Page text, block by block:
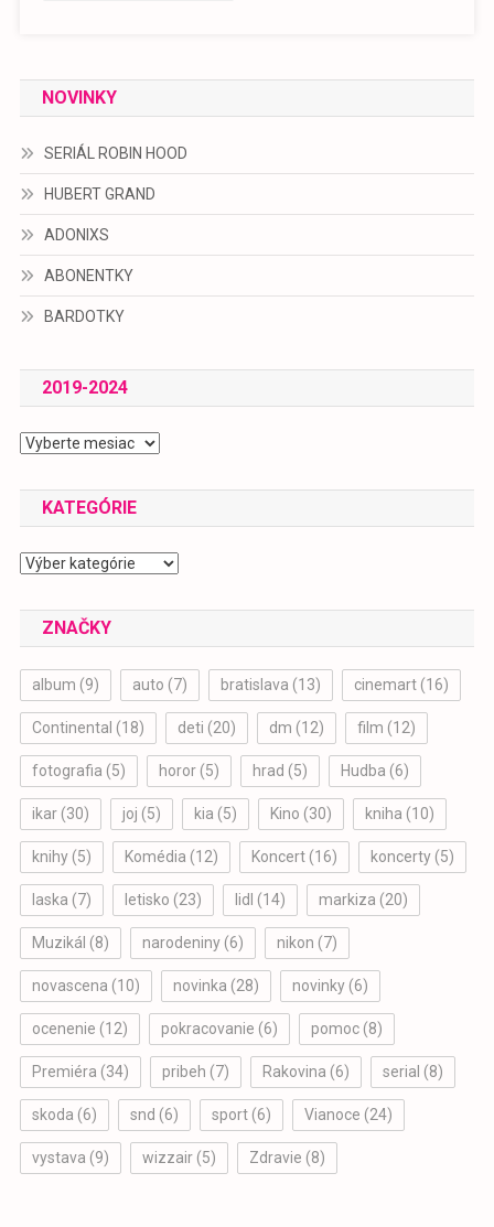
NOVINKY
SERIÁL ROBIN HOOD
HUBERT GRAND
ADONIXS
ABONENTKY
BARDOTKY
2019-2024
2019-
KATEGÓRIE
Kategórie
ZNAČKY
album (9) auto (7) bratislava (13) cinemart(16)
Continental (18) deti (20) dm (12) film (12)
fotografia (5) horor(5) hrad (5) Hudba (6)
ikar(30) joj (5) kia (5) Kino (30) kniha (10)
knihy(5) Komédia (12) Koncert(16) koncerty(5)
laska (7) letisko (23) lidl (14) markiza (20)
Muzikál (8) narodeniny(6) nikon (7)
novascena (10) novinka (28) novinky(6)
ocenenie (12) pokracovanie (6) pomoc(8)
Premiéra (34) pribeh (7) Rakovina (6) serial (8)
skoda (6) snd (6) sport(6) Vianoce (24)
vystava (9) wizzair(5) Zdravie (8)